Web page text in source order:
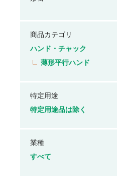
商品カテゴリ
ハンド・チャック
薄形平行ハンド
特定用途
特定用途品は除く
業種
すべて